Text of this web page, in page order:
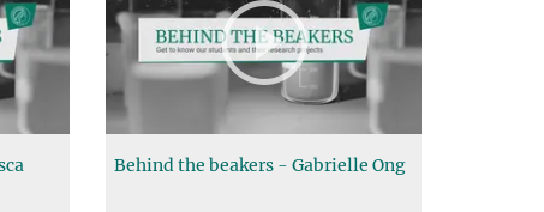
Behind the beakers - Gabrielle Ong